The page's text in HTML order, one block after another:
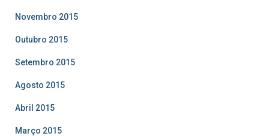
Novembro 2015
Outubro 2015
Setembro 2015
Agosto 2015
Abril 2015
Março 2015